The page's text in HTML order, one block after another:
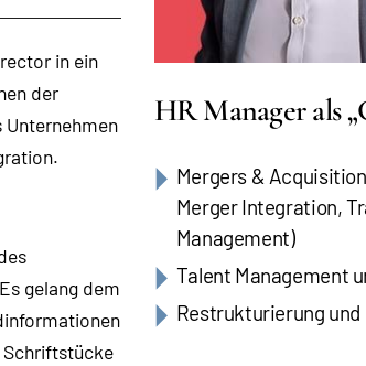
in ein
der
gelang dem
Schriftstücke
HR Manager als
Mergers &
Merger Integration,
Management)
Talent Management
Restrukturierung und